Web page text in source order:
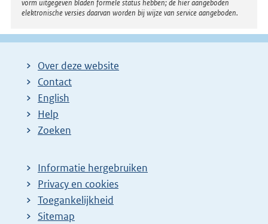
vorm uitgegeven bladen formele status hebben; de hier aangeboden
elektronische versies daarvan worden bij wijze van service aangeboden.
Over deze website
Contact
English
Help
Zoeken
Informatie hergebruiken
Privacy en cookies
Toegankelijkheid
Sitemap